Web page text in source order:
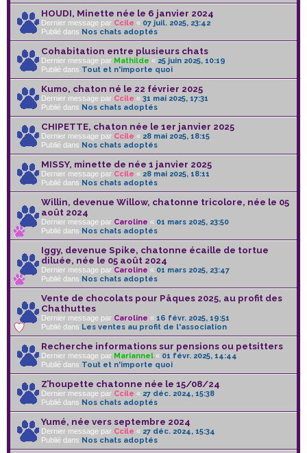
HOUDI, Minette née le 6 janvier 2024
Dernier message par Ccile « 07 juil. 2025, 23:42
Publié dans Nos chats adoptés
Cohabitation entre plusieurs chats
Dernier message par Mathilde « 25 juin 2025, 10:19
Publié dans Tout et n'importe quoi
Kumo, chaton né le 22 février 2025
Dernier message par Ccile « 31 mai 2025, 17:31
Publié dans Nos chats adoptés
CHIPETTE, chaton née le 1er janvier 2025
Dernier message par Ccile « 28 mai 2025, 18:15
Publié dans Nos chats adoptés
MISSY, minette de née 1 janvier 2025
Dernier message par Ccile « 28 mai 2025, 18:11
Publié dans Nos chats adoptés
Willin, devenue Willow, chatonne tricolore, née le 05
août 2024
Dernier message par Caroline « 01 mars 2025, 23:50
Publié dans Nos chats adoptés
Iggy, devenue Spike, chatonne écaille de tortue
diluée, née le 05 août 2024
Dernier message par Caroline « 01 mars 2025, 23:47
Publié dans Nos chats adoptés
Vente de chocolats pour Pâques 2025, au profit des
Chathuttes
Dernier message par Caroline « 16 févr. 2025, 19:51
Publié dans Les ventes au profit de l'association
Recherche informations sur pensions ou petsitters
Dernier message par Mariannel « 01 févr. 2025, 14:44
Publié dans Tout et n'importe quoi
Z’houpette chatonne née le 15/08/24
Dernier message par Ccile « 27 déc. 2024, 15:38
Publié dans Nos chats adoptés
Yumé, née vers septembre 2024
Dernier message par Ccile « 27 déc. 2024, 15:34
Publié dans Nos chats adoptés